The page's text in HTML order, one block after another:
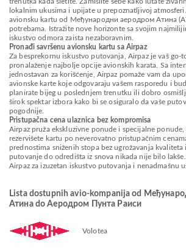
lokalnim ukusima i upijate u prepoznatljivoj
avionsku kartu od Међународни аеродром Атина
potrebama. Istražite nove horizonte sa svojim
iskustvo odmora zaista nezaboravnim.
Pronađi savršenu avionsku kartu sa Airpaz
Za besprekornu iskustvo putovanja, Airpaz je vaš go-
pronalaženje najbolje opcije avionskih karata. Sa
jednostavan za korišćenje, Airpaz pomaže vam da
avionske karte koje odgovaraju vašem rasporedu i
planirate bijeg u poslednjem trenutku ili dobro
širok spektar izbora kako bi se osiguralo da vaše
pogodnije.
Pristupačna cena ulaznica bez kompromisa
Airpaz pruža ekskluzivne ponude i specijalne
rezervišete kartu po neverovatno pristupačnim
prednostima sniženih stopa bez ugrožavanja kvaliteta
putovanje do odredišta iz snova nikada nije bilo
Airpaz za izuzetan iskustvo putovanja i nenadmašnu
Lista dostupnih avio-kompanija od
Атина do Аеродром Пунта Раиси
Volotea